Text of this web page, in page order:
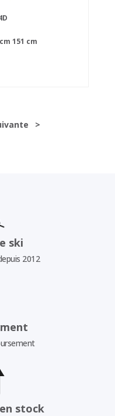
151 cm
>
ski
2012
stock